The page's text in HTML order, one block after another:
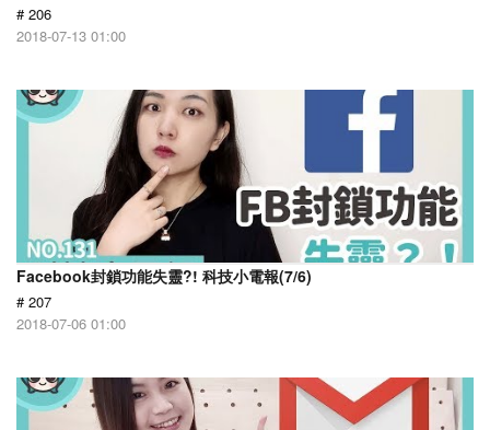
# 206
2018-07-13 01:00
Facebook封鎖功能失靈?! 科技小電報(7/6)
# 207
2018-07-06 01:00